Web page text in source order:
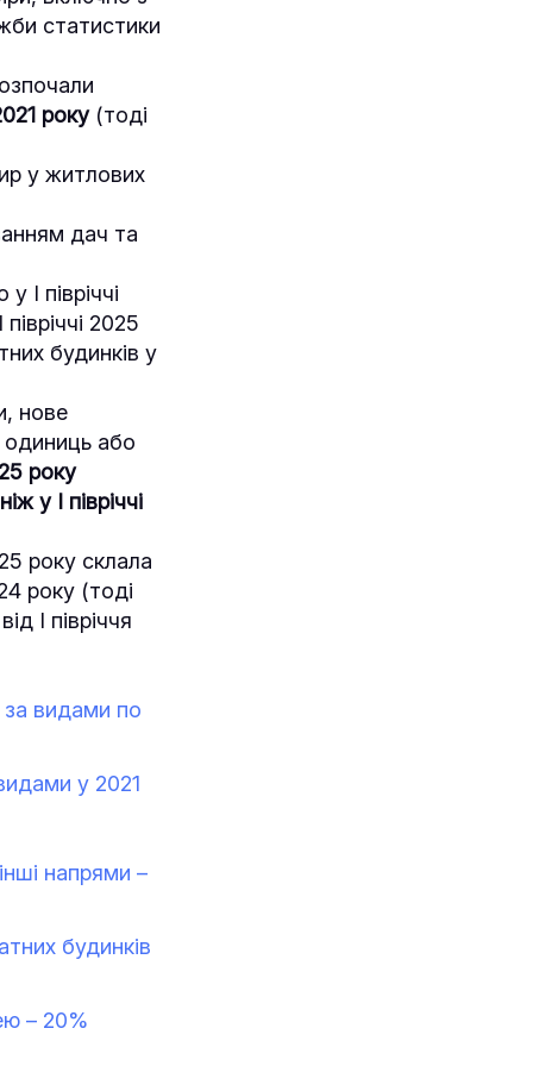
статистики
року(тоді
у житлових
дач та
І півріччі
2025
будинків у
нове
одиниць або
року
у І півріччі
року склала
року (тоді
І півріччя
за видами по
у 2021
напрями –
будинків
– 20%